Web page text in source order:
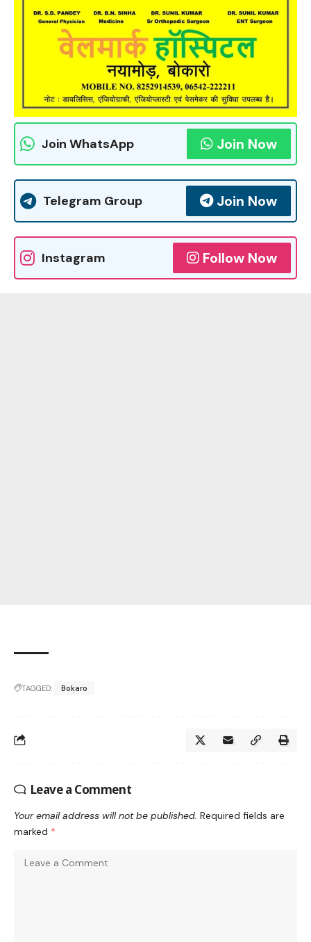
Join WhatsApp Join Now
Telegram Group Join Now
Instagram Follow Now
TAGGED: Bokaro
Leave a Comment
Your email address will not be published. Required fields are
marked *